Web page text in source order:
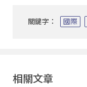
關鍵字： 國際
相關文章